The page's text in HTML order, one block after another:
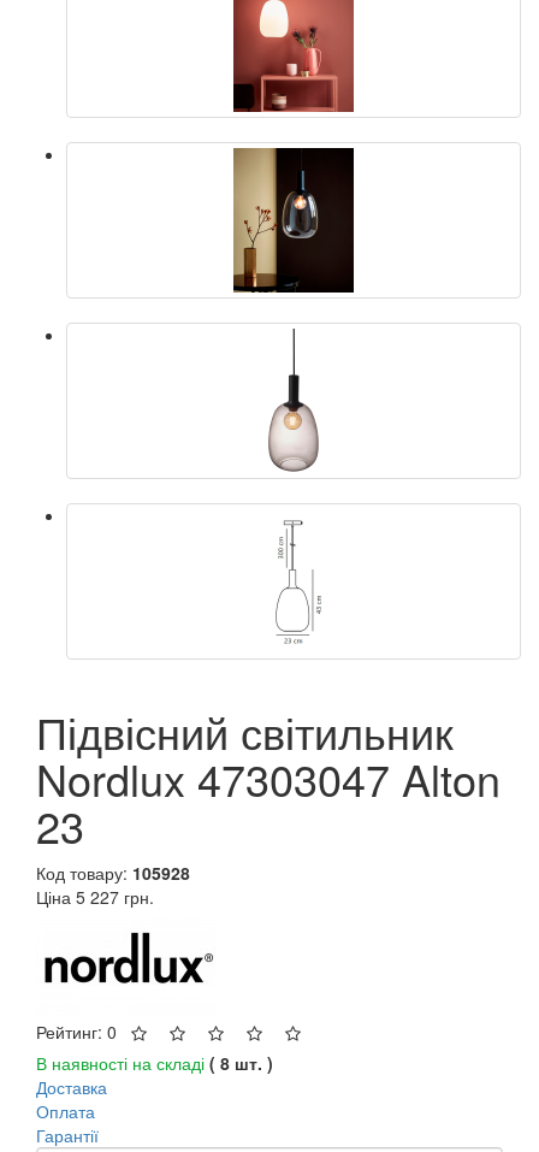
Підвісний світильник
Nordlux 47303047 Alton
23
Код товару: 105928
Ціна 5 227 грн.
Рейтинг: 0
В наявності на складі ( 8 шт. )
Доставка
Оплата
Гарантії